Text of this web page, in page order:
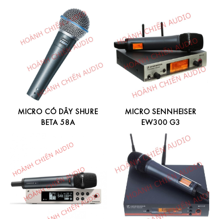
MICRO CÓ DÂY SHURE
BETA 58A
MICRO SENNHEISER
EW300 G3